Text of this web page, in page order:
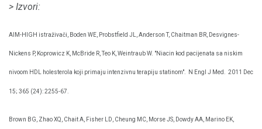
> Izvori:
AIM-HIGH istraživači, Boden WE, Probstfield JL, Anderson T, Chaitman BR, Desvignes-
Nickens P, Koprowicz K, McBride R, Teo K, Weintraub W. "Niacin kod pacijenata sa niskim
nivoom HDL holesterola koji primaju intenzivnu terapiju statinom". N Engl J Med. 2011 Dec
15; 365 (24): 2255-67.
Brown BG, Zhao XQ, Chait A, Fisher LD, Cheung MC, Morse JS, Dowdy AA, Marino EK,